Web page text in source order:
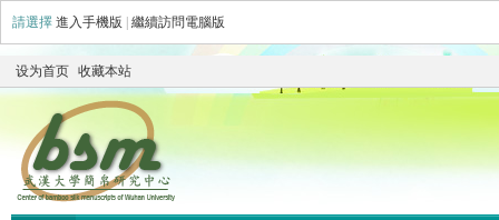
請選擇 進入手機版 繼續訪問電腦版
设为首页 收藏本站